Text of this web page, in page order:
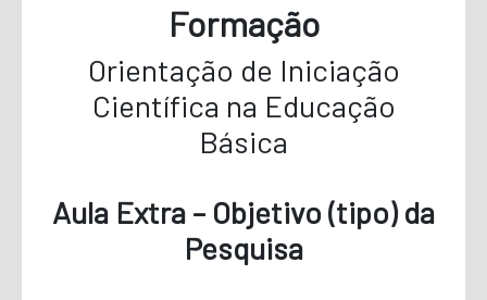
Formação
Orientação de Iniciação
Científica na Educação
Básica
Aula Extra – Objetivo (tipo) da
Pesquisa